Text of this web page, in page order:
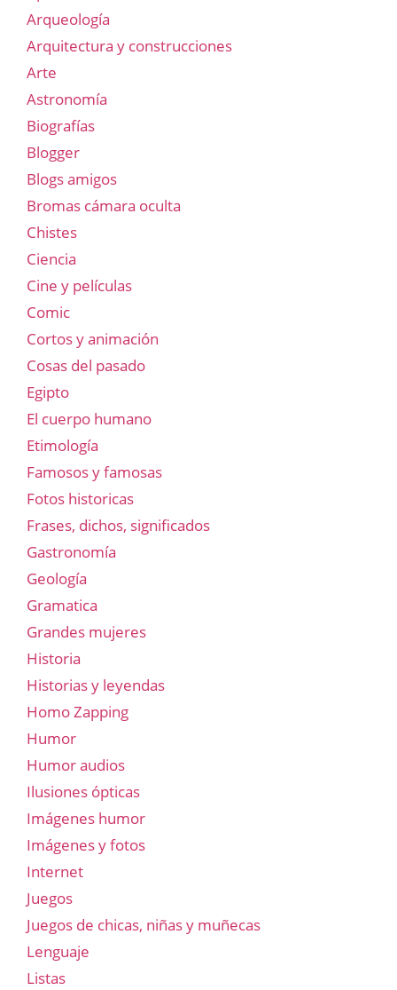
Arqueología
Arquitectura y construcciones
Arte
Astronomía
Biografías
Blogger
Blogs amigos
Bromas cámara oculta
Chistes
Ciencia
Cine y películas
Comic
Cortos y animación
Cosas del pasado
Egipto
El cuerpo humano
Etimología
Famosos y famosas
Fotos historicas
Frases, dichos, significados
Gastronomía
Geología
Gramatica
Grandes mujeres
Historia
Historias y leyendas
Homo Zapping
Humor
Humor audios
Ilusiones ópticas
Imágenes humor
Imágenes y fotos
Internet
Juegos
Juegos de chicas, niñas y muñecas
Lenguaje
Listas